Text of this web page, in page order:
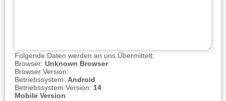
Folgende Daten werden an uns Übermittelt:
Browser: Unknown Browser
Browser Version:
Betriebssystem: Android
Betriebssystem Version: 14
Mobile Version